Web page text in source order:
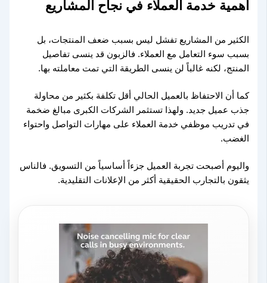
أهمية خدمة العملاء في نجاح المشاريع
الكثير من المشاريع تفشل ليس بسبب ضعف المنتجات، بل
بسبب سوء التعامل مع العملاء. فالزبون قد ينسى تفاصيل
المنتج، لكنه غالباً لن ينسى الطريقة التي تمت معاملته بها.
كما أن الاحتفاظ بالعميل الحالي أقل تكلفة بكثير من محاولة
جذب عميل جديد. ولهذا تستثمر الشركات الكبرى مبالغ ضخمة
في تدريب موظفي خدمة العملاء على مهارات التواصل واحتواء
الغضب.
واليوم أصبحت تجربة العميل جزءاً أساسياً من التسويق. فالناس
يثقون بالتجارب الحقيقية أكثر من الإعلانات التقليدية.